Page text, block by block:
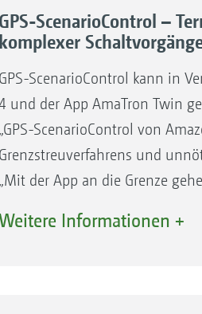
GPS-ScenarioControl –
komplexer
GPS-ScenarioControl kann in
und der App AmaTron Twin
„GPS-ScenarioControl von
Grenzstreuverfahrens und
„Mit der App an die Grenze
Unterstützung für die
Informationen +